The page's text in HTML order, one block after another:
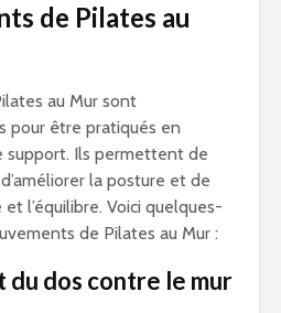
de Pilates au
au Mur sont
pour être pratiqués en
support. Ils permettent de
la posture et de
l’équilibre. Voici quelques-
de Pilates au Mur :
du dos contre le mur